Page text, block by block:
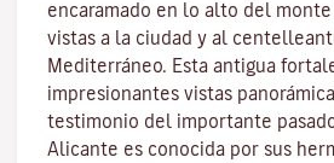
encaramado en lo alto del
vistas a la ciudad y al
Mediterráneo. Esta antigua
impresionantes vistas
testimonio del importante
Alicante es conocida por sus